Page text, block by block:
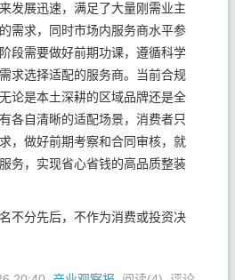
发展迅速，满足了大量刚需业主
需求，同时市场内服务商水平参
段需要做好前期功课，遵循科学
求选择适配的服务商。当前合规
论是本土深耕的区域品牌还是全
各自清晰的适配场景，消费者只
，做好前期考察和合同审核，就
务，实现省心省钱的高品质整装
不分先后，不作为消费或投资决